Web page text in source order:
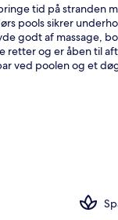
tid på
pools sikrer
godt af massage,
retter og er åben til
ved poolen og et